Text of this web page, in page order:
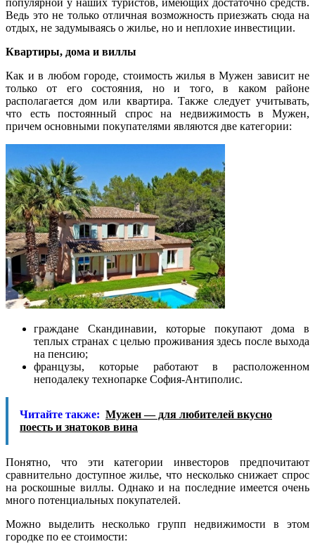
популярной у наших туристов, имеющих достаточно средств.
Ведь это не только отличная возможность приезжать сюда на
отдых, не задумываясь о жилье, но и неплохие инвестиции.
Квартиры, дома и виллы
Как и в любом городе, стоимость жилья в Мужен зависит не
только от его состояния, но и того, в каком районе
располагается дом или квартира. Также следует учитывать,
что есть постоянный спрос на недвижимость в Мужен,
причем основными покупателями являются две категории:
граждане Скандинавии, которые покупают дома в
теплых странах с целью проживания здесь после выхода
на пенсию;
французы, которые работают в расположенном
неподалеку технопарке София-Антиполис.
Читайте также: Мужен — для любителей вкусно
поесть и знатоков вина
Понятно, что эти категории инвесторов предпочитают
сравнительно доступное жилье, что несколько снижает спрос
на роскошные виллы. Однако и на последние имеется очень
много потенциальных покупателей.
Можно выделить несколько групп недвижимости в этом
городке по ее стоимости: